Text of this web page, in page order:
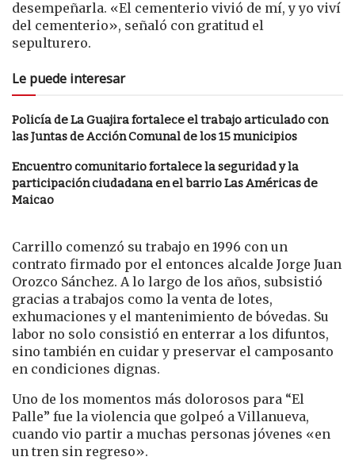
desempeñarla. «El cementerio vivió de mí, y yo viví
del cementerio», señaló con gratitud el
sepulturero.
Le puede interesar
Policía de La Guajira fortalece el trabajo articulado con
las Juntas de Acción Comunal de los 15 municipios
Encuentro comunitario fortalece la seguridad y la
participación ciudadana en el barrio Las Américas de
Maicao
Carrillo comenzó su trabajo en 1996 con un
contrato firmado por el entonces alcalde Jorge Juan
Orozco Sánchez. A lo largo de los años, subsistió
gracias a trabajos como la venta de lotes,
exhumaciones y el mantenimiento de bóvedas. Su
labor no solo consistió en enterrar a los difuntos,
sino también en cuidar y preservar el camposanto
en condiciones dignas.
Uno de los momentos más dolorosos para “El
Palle” fue la violencia que golpeó a Villanueva,
cuando vio partir a muchas personas jóvenes «en
un tren sin regreso».